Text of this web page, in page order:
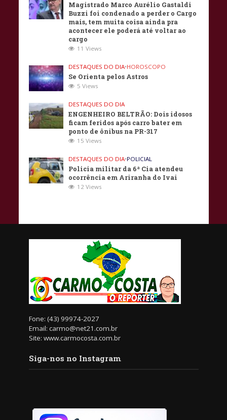
Magistrado Marco Aurélio Gastaldi
Buzzi foi condenado a perder o Cargo
mais, tem muita coisa ainda pra
acontecer ele poderá até voltar ao
cargo
11 Views
DESTAQUES DO DIA•HOROSCOPO
Se Orienta pelos Astros
5 Views
DESTAQUES DO DIA
ENGENHEIRO BELTRÃO: Dois idosos
ficam feridos após carro bater em
ponto de ônibus na PR-317
15 Views
DESTAQUES DO DIA•POLICIAL
Policia militar da 6ª Cia atendeu
ocorrência em Ariranha do Ivai
12 Views
Fone: (43) 99974-2027
Email: carmo@net21.com.br
Site: www.carmocosta.com.br
Siga-nos no Instagram